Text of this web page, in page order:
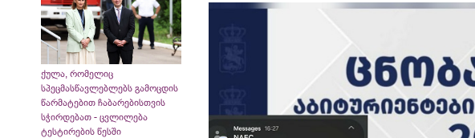
ქულა, რომელიც
სპეცმასწავლებლებს გამოცდის
წარმატებით ჩაბარებისთვის
სჭირდებათ - ცვლილება
ტესტირების წესში